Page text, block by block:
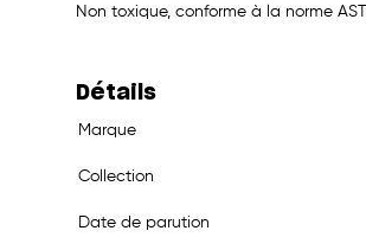
Non toxique, conforme à la norme
Détails
Marque
Collection
Date de parution